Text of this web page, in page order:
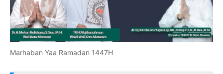
Marhaban Yaa Ramadan 1447H